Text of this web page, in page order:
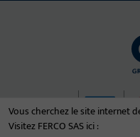
Vous cherchez le site internet
Visitez FERCO SAS ici :